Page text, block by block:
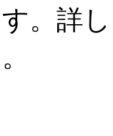
。詳